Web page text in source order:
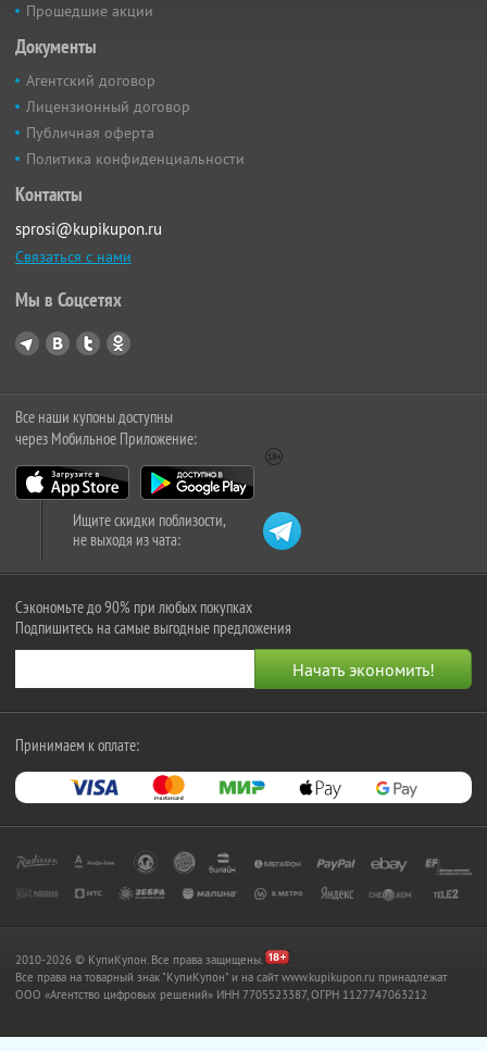
Прошедшие акции
Документы
Агентский договор
Лицензионный договор
Публичная оферта
Политика конфиденциальности
Контакты
sprosi@kupikupon.ru
Связаться с нами
Мы в Соцсетях
Все наши купоны доступны
через Мобильное Приложение:
Ищите скидки поблизости,
не выходя из чата:
Сэкономьте до 90% при любых покупках
Подпишитесь на самые выгодные предложения
Принимаем к оплате:
2010-2026 © КупиКупон. Все права защищены.
Все права на товарный знак "КупиКупон" и на сайт www.kupikupon.ru принадлежат
OOO «Агентство цифровых решений» ИНН 7705523387, ОГРН 1127747063212